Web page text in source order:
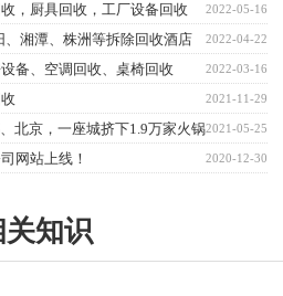
2022-05-16
，厨具回收，工厂设备回收
2022-04-22
湘潭、株洲等拆除回收酒店
2022-03-16
备、空调回收、桌椅回收
2021-11-29
2021-05-25
北京，一座城挤下1.9万家火锅
2020-12-30
网站上线！
关知识